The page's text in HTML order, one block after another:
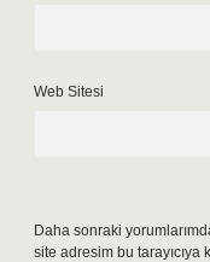
Web Sitesi
Daha sonraki
site adresim bu tarayıcıya